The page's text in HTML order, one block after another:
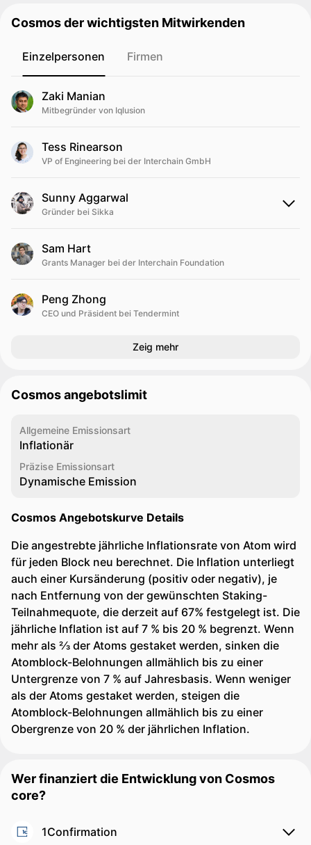
Cosmos der wichtigsten Mitwirkenden
Einzelpersonen Firmen
Zaki Manian
Mitbegründer von Iqlusion
Tess Rinearson
VP of Engineering bei der Interchain GmbH
Sunny Aggarwal
Gründer bei Sikka
Sam Hart
Grants Manager bei der Interchain Foundation
Peng Zhong
CEO und Präsident bei Tendermint
Zeig mehr
Cosmos angebotslimit
Allgemeine Emissionsart
Inflationär
Präzise Emissionsart
Dynamische Emission
Cosmos Angebotskurve Details
Die angestrebte jährliche Inflationsrate von Atom wird
für jeden Block neu berechnet. Die Inflation unterliegt
auch einer Kursänderung (positiv oder negativ), je
nach Entfernung von der gewünschten Staking-
Teilnahmequote, die derzeit auf 67% festgelegt ist. Die
jährliche Inflation ist auf 7 % bis 20 % begrenzt. Wenn
mehr als 2⁄3 der Atoms gestaket werden, sinken die
Atomblock-Belohnungen allmählich bis zu einer
Untergrenze von 7 % auf Jahresbasis. Wenn weniger
als der Atoms gestaket werden, steigen die
Atomblock-Belohnungen allmählich bis zu einer
Obergrenze von 20 % der jährlichen Inflation.
Wer finanziert die Entwicklung von Cosmos
core?
1Confirmation